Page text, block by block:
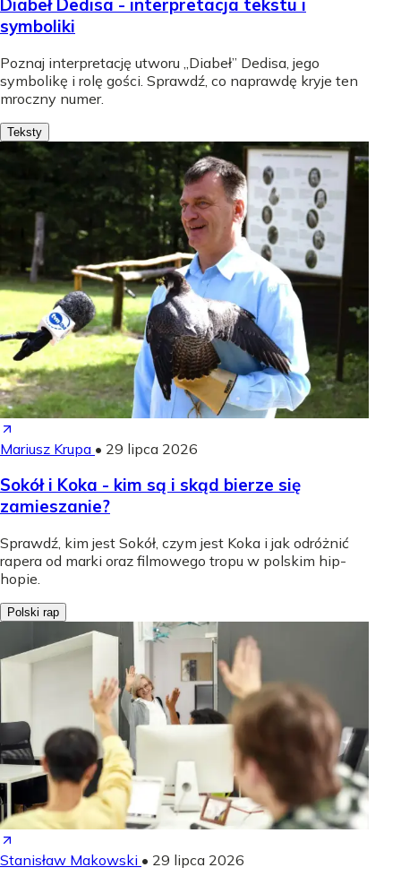
Diabeł Dedisa - interpretacja tekstu i
symboliki
Poznaj interpretację utworu „Diabeł” Dedisa, jego
symbolikę i rolę gości. Sprawdź, co naprawdę kryje ten
mroczny numer.
Teksty
Mariusz Krupa • 29 lipca 2026
Sokół i Koka - kim są i skąd bierze się
zamieszanie?
Sprawdź, kim jest Sokół, czym jest Koka i jak odróżnić
rapera od marki oraz filmowego tropu w polskim hip-
hopie.
Polski rap
Stanisław Makowski • 29 lipca 2026